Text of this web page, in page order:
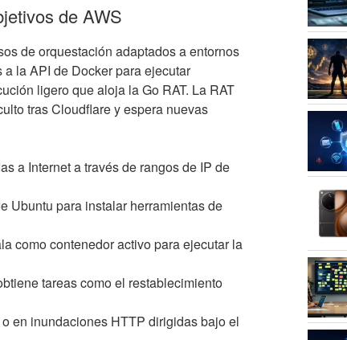
de AWS
de orquestación adaptados a entornos
la API de Docker para ejecutar
ligero que aloja la Go RAT. La RAT
tras Cloudflare y espera nuevas
a Internet a través de rangos de IP de
Ubuntu para instalar herramientas de
como contenedor activo para ejecutar la
tareas como el restablecimiento
en inundaciones HTTP dirigidas bajo el